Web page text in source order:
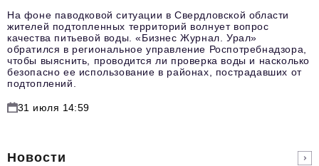
На фоне паводковой ситуации в Свердловской области
жителей подтопленных территорий волнует вопрос
качества питьевой воды. «Бизнес Журнал. Урал»
обратился в региональное управление Роспотребнадзора,
чтобы выяснить, проводится ли проверка воды и насколько
безопасно ее использование в районах, пострадавших от
подтоплений.
31 июля 14:59
Новости